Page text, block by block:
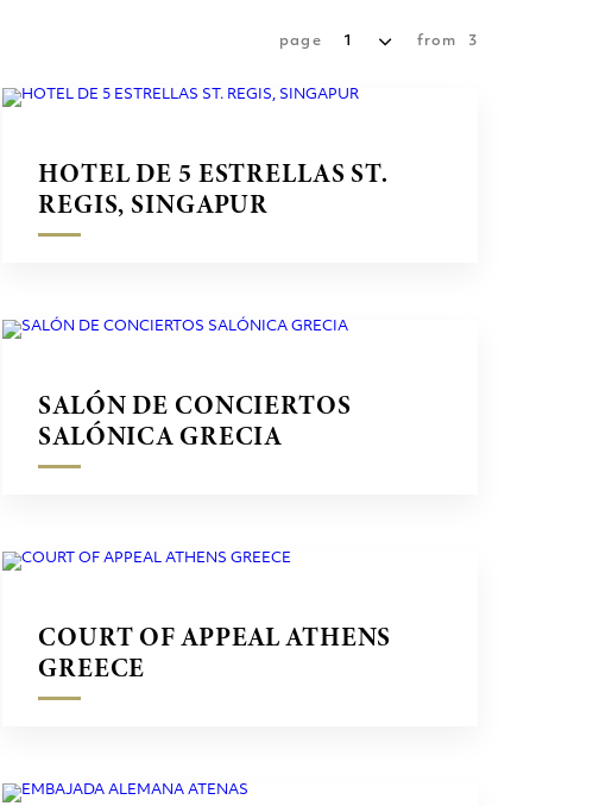
page 1 from 3
HOTEL DE 5 ESTRELLAS ST.
REGIS, SINGAPUR
SALÓN DE CONCIERTOS
SALÓNICA GRECIA
COURT OF APPEAL ATHENS
GREECE